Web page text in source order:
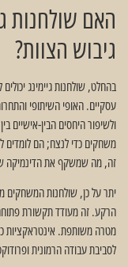
האם שולחנות
גיבוש הצוות?
בהחלט, שולחנות גיימינג
עסקיים. האופי השיתופי
ולשיפור היחסים הבין-אישיים
משחקים כדי לנצח; הם לומדים
זה, מה שמשקף את הדינמיקה
יתר על כן, שולחנות המשחקים
הרקע. זה מעודד תקשורת
מטרה משותפת. אינטראקציות
לסביבת עבודה הרמונית